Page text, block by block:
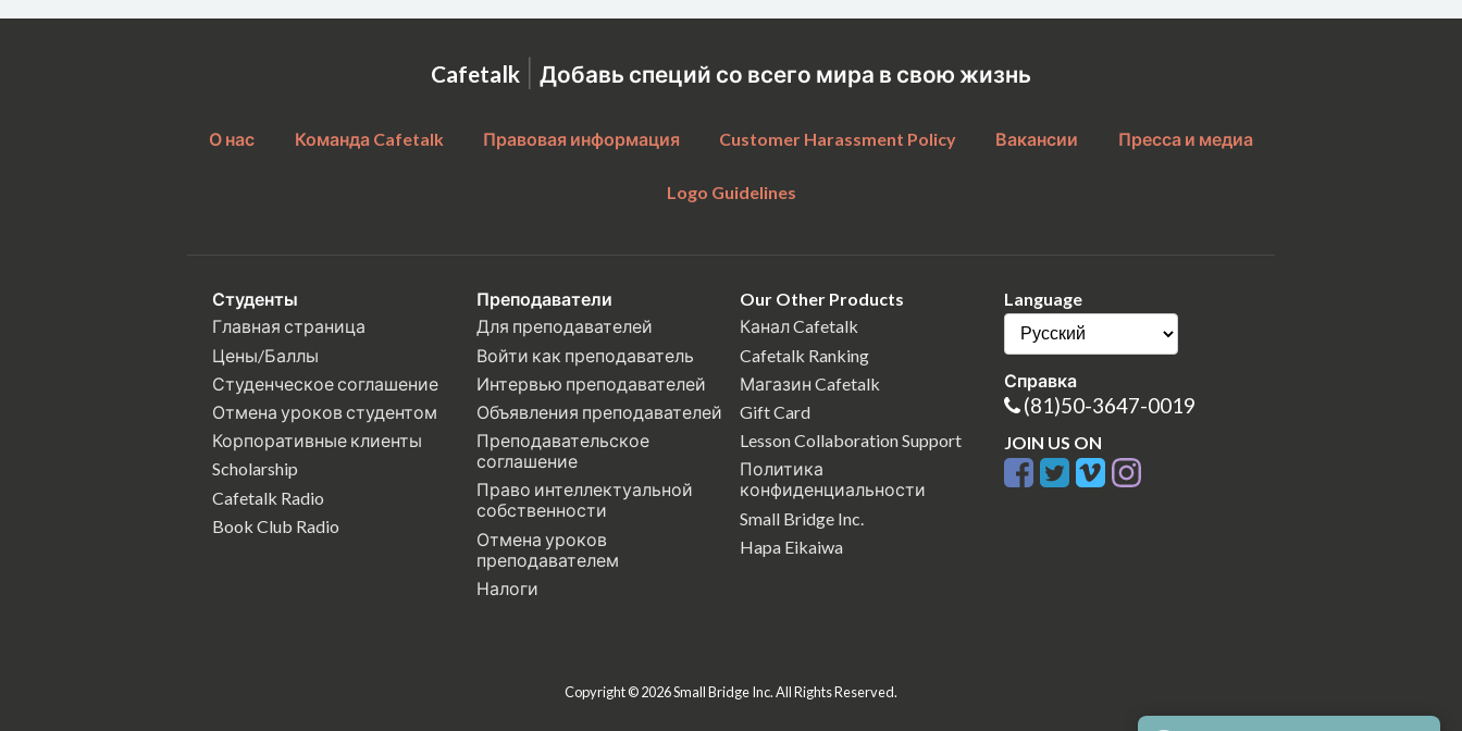
Cafetalk | Добавь специй со всего мира в свою жизнь
О нас Команда Cafetalk Правовая информация Customer Harassment Policy Вакансии Пресса и медиа
Logo Guidelines
Студенты
Главная страница
Цены/Баллы
Студенческое соглашение
Отмена уроков студентом
Корпоративные клиенты
Scholarship
Cafetalk Radio
Book Club Radio
Преподаватели
Для преподавателей
Войти как преподаватель
Интервью преподавателей
Объявления преподавателей
Преподавательское
соглашение
Право интеллектуальной
собственности
Отмена уроков
преподавателем
Налоги
Our Other Products
Канал Cafetalk
Cafetalk Ranking
Магазин Cafetalk
Gift Card
Lesson Collaboration Support
Политика
конфиденциальности
Small Bridge Inc.
Hapa Eikaiwa
Language
Справка
(81)50-3647-0019
JOIN US ON
Copyright © 2026 Small Bridge Inc. All Rights Reserved.